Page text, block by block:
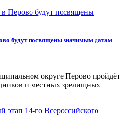
будут посвящены значимым датам
округе Перово пройдёт
и местных зрелищных